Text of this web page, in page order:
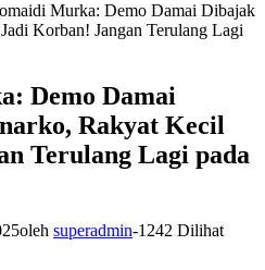
Murka: Demo Damai Dibajak
Korban! Jangan Terulang Lagi
Demo Damai
Rakyat Kecil
Terulang Lagi pada
oleh superadmin-1242 Dilihat